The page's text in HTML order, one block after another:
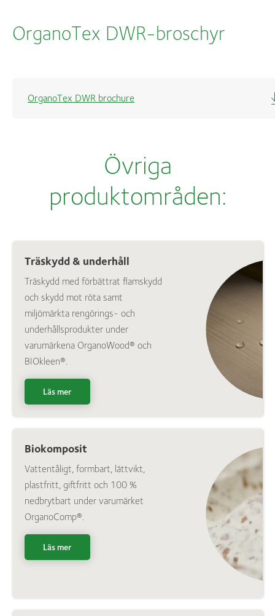
OrganoTex DWR-broschyr
OrganoTex DWR brochure
Övriga
produktområden:
Träskydd & underhåll
Träskydd med förbättrat flamskydd
och skydd mot röta samt
miljömärkta rengörings- och
underhållsprodukter under
varumärkena OrganoWood® och
BIOkleen®.
Läs mer
Biokomposit
Vattentåligt, formbart, lättvikt,
plastfritt, giftfritt och 100 %
nedbrytbart under varumärket
OrganoComp®.
Läs mer